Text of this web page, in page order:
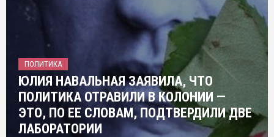
ПОЛИТИКА
ЮЛИЯ НАВАЛЬНАЯ ЗАЯВИЛА, ЧТО
ПОЛИТИКА ОТРАВИЛИ В КОЛОНИИ —
ЭТО, ПО ЕЕ СЛОВАМ, ПОДТВЕРДИЛИ ДВЕ
ЛАБОРАТОРИИ